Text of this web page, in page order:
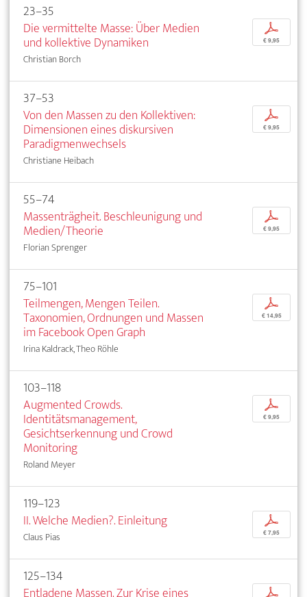
23–35
Die vermittelte Masse: Über Medien
und kollektive Dynamiken
Christian Borch
p
€ 9,95
37–53
Von den Massen zu den Kollektiven:
Dimensionen eines diskursiven
Paradigmenwechsels
Christiane Heibach
p
€ 9,95
55–74
Massenträgheit. Beschleunigung und
Medien/Theorie
Florian Sprenger
p
€ 9,95
75–101
Teilmengen, Mengen Teilen.
Taxonomien, Ordnungen und Massen
im Facebook Open Graph
Irina Kaldrack, Theo Röhle
p
€ 14,95
103–118
Augmented Crowds.
Identitätsmanagement,
Gesichtserkennung und Crowd
Monitoring
Roland Meyer
p
€ 9,95
119–123
II. Welche Medien?. Einleitung
Claus Pias
p
€ 7,95
125–134
p